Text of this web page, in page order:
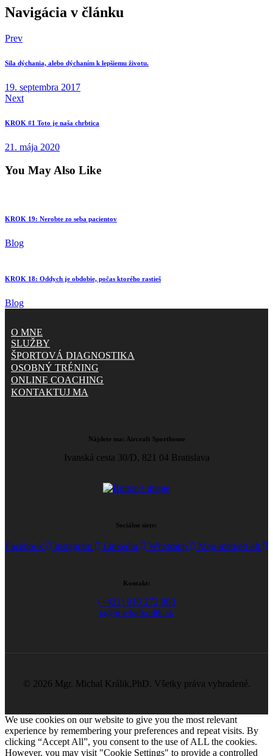
Navigácia v článku
Prev
Sila dýchania, alebo dýchaním k lepšiemu životu.
19. septembra 2017
Next
KROK #1 Toto je naša chrbtica
21. mája 2020
You May Also Like
KROK 19: Nerobte zo seba pacientov
Blog
KROK 18: Oddych je obdobie, počas ktorého rastieš
Blog
O MNE
SLUŽBY
ŠPORTOVÁ DIAGNOSTIKA
OSOBNÝ TRÉNING
ONLINE COACHING
KONTAKTUJ MA
Nájdete ma: Aircraft Sporthouse
Ivanská cesta 30/D, 821 04 Bratislava
Sociálne siete:
Facebook Instagram Linkedin Whatsapp Map-marked-alt
Kontakt:
(+421) 910 272 863
ja@michalkralik.sk
© 2026 Mgr. Michal Králik,PhD. Všetky práva vyhradené.
We use cookies on our website to give you the most relevant
experience by remembering your preferences and repeat visits. By
clicking “Accept All”, you consent to the use of ALL the cookies.
However, you may visit "Cookie Settings" to provide a controlled